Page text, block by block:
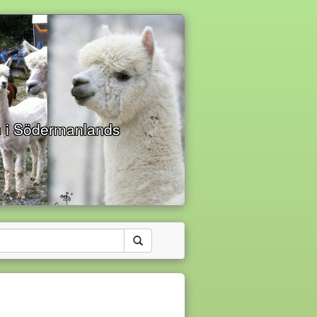
Södermanlands